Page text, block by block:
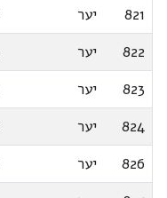
821 יער
822
יער
823
יער
824
יער
826
יער